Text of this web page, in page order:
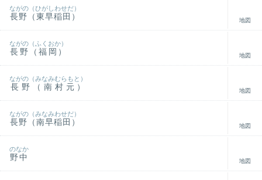
長野（東早稲田）
ながの（ひがしわせだ）
地図
長野（福岡）
ながの（ふくおか）
地図
長野（南村元）
ながの（みなみむらもと）
地図
長野（南早稲田）
ながの（みなみわせだ）
地図
野中
のなか
地図